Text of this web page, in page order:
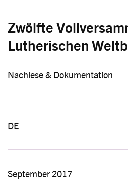
Zwölfte
Lutherischen
Nachlese & Dokumentation
DE
September 2017